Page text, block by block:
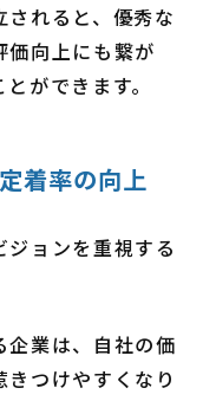
れると、優秀な
価向上にも繋が
ができます。
着率の向上
ョンを重視する
企業は、自社の価
つけやすくなり